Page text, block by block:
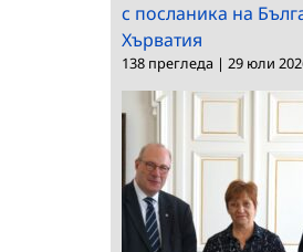
с посланика на
Хърватия
138 прегледа | 29 юли